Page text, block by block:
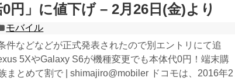
円」に値下げ – 2月26日(金)より
モバイル
件などなどが正式発表されたので別エントリにて追
5XやGalaxy S6が機種変更でも本体代0円！端末購
まとめて割で | shimajiro@mobiler ドコモは、2016年2